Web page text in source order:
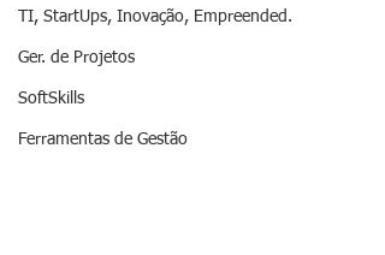
TI, StartUps, Inovação, Empreended.
Ger. de Projetos
SoftSkills
Ferramentas de Gestão